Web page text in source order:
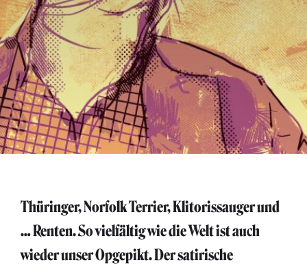
Thüringer, Norfolk Terrier, Klitorissauger und
… Renten. So vielfältig wie die Welt ist auch
wieder unser Opgepikt. Der satirische